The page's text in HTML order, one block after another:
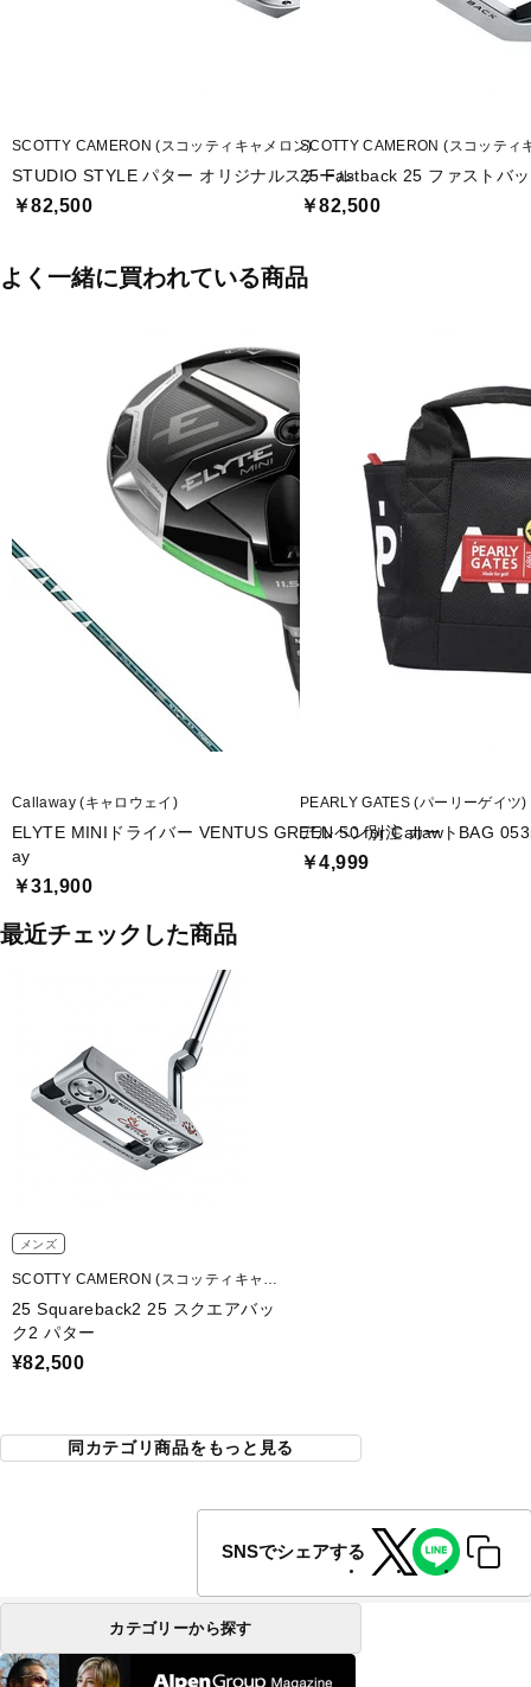
SCOTTY CAMERON (スコッティキャメロン)
STUDIO STYLE パター オリジナルスチール
￥82,500
SCOTTY CAMERON (スコッティ
25 Fastback 25 ファストバ
￥82,500
よく一緒に買われている商品
Callaway (キャロウェイ)
ELYTE MINIドライバー VENTUS GREEN 50 for Callaw
ay
￥31,900
PEARLY GATES (パーリーゲイツ)
アルペン別注 カートBAG
￥4,999
最近チェックした商品
メンズ
SCOTTY CAMERON (スコッティキャメ
ロン)
25 Squareback2 25 スクエアバッ
ク2 パター
¥82,500
同カテゴリ商品をもっと見る
SNSでシェアする
カテゴリーから探す